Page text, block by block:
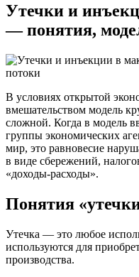
Утечки и
— понятия,
В условиях открытой
вмешательством модель
сложной. Когда в модель
группы экономических
мир, это равновесие
в виде сбережений,
«доходы-расходы».
Понятия
Утечка — это любое
используются для
производства.